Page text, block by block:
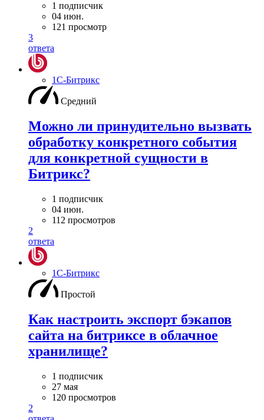
1 подписчик
04 июн.
121 просмотр
3
ответа
1С-Битрикс
Средний
Можно ли принудительно вызвать
обработку конкретного события
для конкретной сущности в
Битрикс?
1 подписчик
04 июн.
112 просмотров
2
ответа
1С-Битрикс
Простой
Как настроить экспорт бэкапов
сайта на битриксе в облачное
хранилище?
1 подписчик
27 мая
120 просмотров
2